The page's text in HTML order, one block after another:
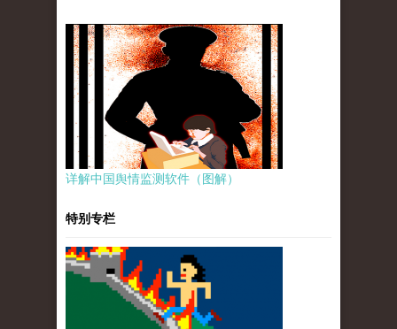
详解中国舆情监测软件（图解）
特别专栏